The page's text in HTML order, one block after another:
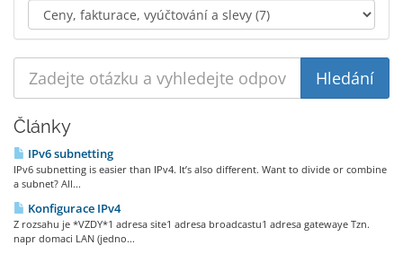
Články
IPv6 subnetting
IPv6 subnetting is easier than IPv4. It’s also different. Want to divide or combine
a subnet? All...
Konfigurace IPv4
Z rozsahu je *VZDY*1 adresa site1 adresa broadcastu1 adresa gatewaye Tzn.
napr domaci LAN (jedno...